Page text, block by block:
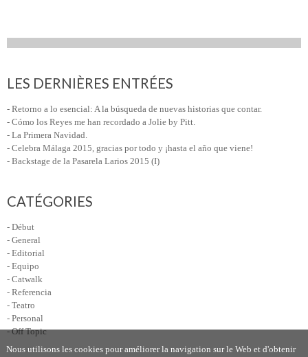
LES DERNIÈRES ENTRÉES
- Retorno a lo esencial: A la búsqueda de nuevas historias que contar.
- Cómo los Reyes me han recordado a Jolie by Pitt.
- La Primera Navidad.
- Celebra Málaga 2015, gracias por todo y ¡hasta el año que viene!
- Backstage de la Pasarela Larios 2015 (I)
CATÉGORIES
- Début
- General
- Editorial
- Equipo
- Catwalk
- Referencia
- Teatro
- Personal
- Off Topic
Nous utilisons les cookies pour améliorer la navigation sur le Web et d'obtenir